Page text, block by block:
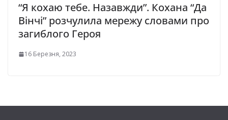
“Я кохаю тебе. Назавжди”. Кохана “Да
Вінчі” розчулила мережу словами про
загиблого Героя
16 Березня, 2023